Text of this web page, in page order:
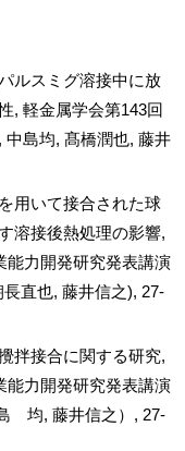
ルスミグ溶接中に放
, 軽金属学会第143回
島均, 髙橋潤也, 藤井
用いて接合された球
溶接後熱処理の影響,
能力開発研究発表講演
直也, 藤井信之), 27-
拌接合に関する研究,
能力開発研究発表講演
均, 藤井信之）, 27-